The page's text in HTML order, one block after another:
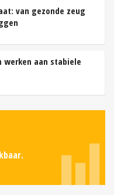
van gezonde zeug
werken aan stabiele